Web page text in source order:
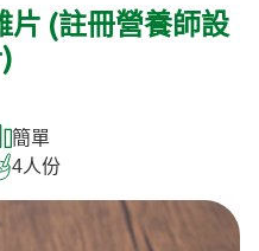
片 (註冊營養師設
簡單
4人份